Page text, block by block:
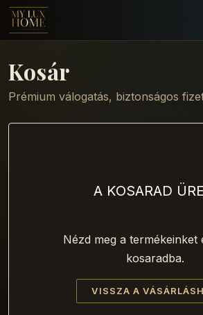
Kosár
Prémium válogatás, biztonságos
A KOSARAD
Nézd meg a termékeinket
kosaradba.
VISSZA A